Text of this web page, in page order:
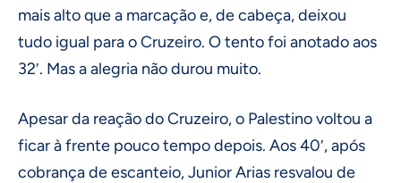
mais alto que a marcação e, de cabeça, deixou
tudo igual para o Cruzeiro. O tento foi anotado aos
32′. Mas a alegria não durou muito.
Apesar da reação do Cruzeiro, o Palestino voltou a
ficar à frente pouco tempo depois. Aos 40′, após
cobrança de escanteio, Junior Arias resvalou de